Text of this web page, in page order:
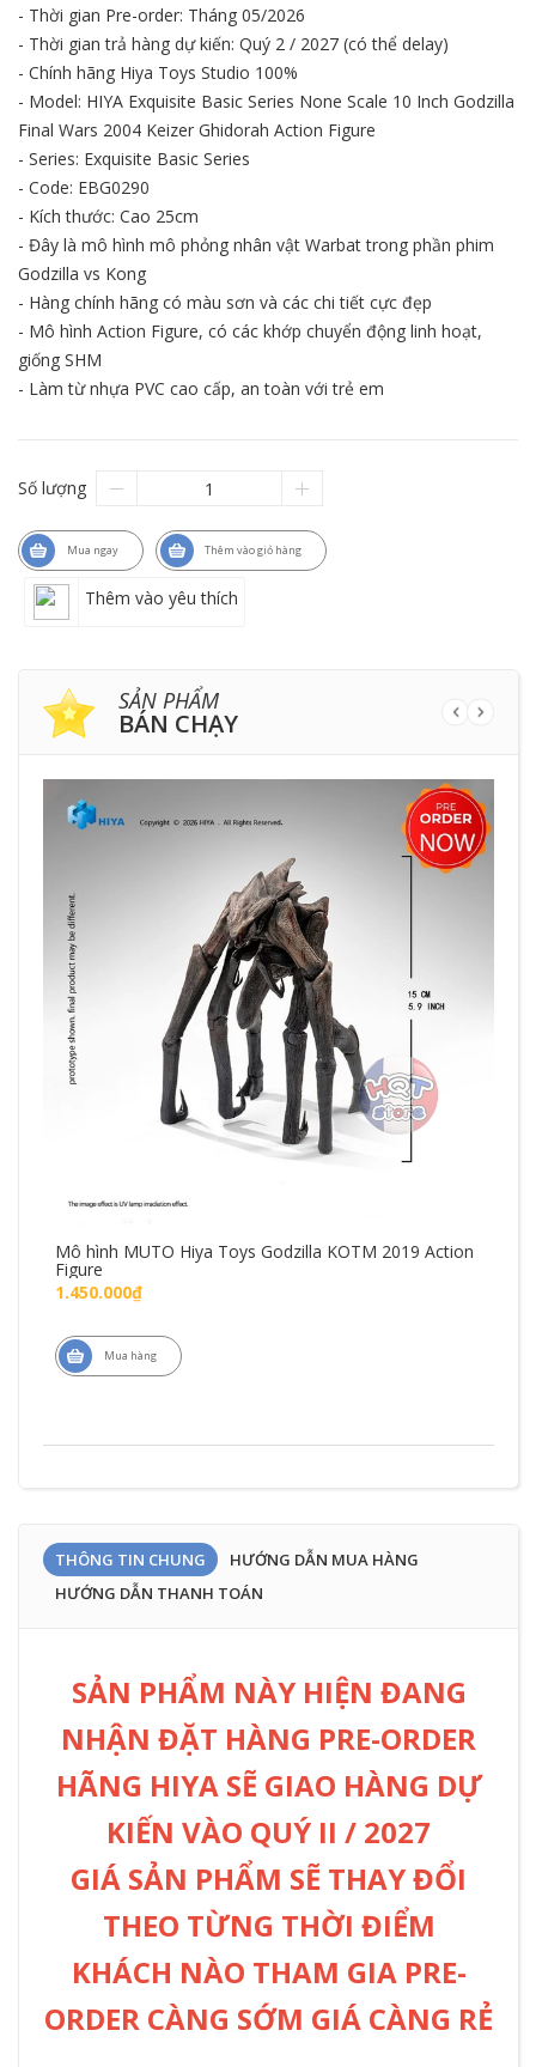
- Thời gian Pre-order: Tháng 05/2026
- Thời gian trả hàng dự kiến: Quý 2 / 2027 (có thể delay)
- Chính hãng Hiya Toys Studio 100%
- Model: HIYA Exquisite Basic Series None Scale 10 Inch Godzilla
Final Wars 2004 Keizer Ghidorah Action Figure
- Series: Exquisite Basic Series
- Code: EBG0290
- Kích thước: Cao 25cm
- Đây là mô hình mô phỏng nhân vật Warbat trong phần phim
Godzilla vs Kong
- Hàng chính hãng có màu sơn và các chi tiết cực đẹp
- Mô hình Action Figure, có các khớp chuyển động linh hoạt,
giống SHM
- Làm từ nhựa PVC cao cấp, an toàn với trẻ em
Số lượng
Mua ngay Thêm vào giỏ hàng
Thêm vào yêu thích
SẢN PHẨM
BÁN CHẠY
Mô hình MUTO Hiya Toys Godzilla KOTM 2019 Action
Figure
1.450.000₫
Mua hàng
THÔNG TIN CHUNG
HƯỚNG DẪN MUA HÀNG
HƯỚNG DẪN THANH TOÁN
SẢN PHẨM NÀY HIỆN ĐANG
NHẬN ĐẶT HÀNG PRE-ORDER
HÃNG HIYA SẼ GIAO HÀNG DỰ
KIẾN VÀO QUÝ II / 2027
GIÁ SẢN PHẨM SẼ THAY ĐỔI
THEO TỪNG THỜI ĐIỂM
KHÁCH NÀO THAM GIA PRE-
ORDER CÀNG SỚM GIÁ CÀNG RẺ